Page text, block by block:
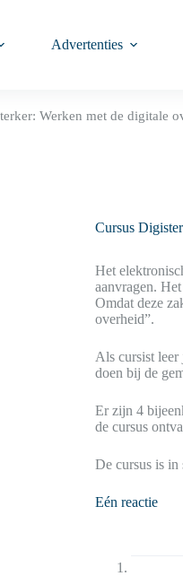
Advertenties
Werken met de digitale
Cursus
Het
aanvragen.
Omdat deze
overheid”.
Als cursist leer
doen bij de
Er zijn 4
de cursus
De cursus is in
Eén reactie